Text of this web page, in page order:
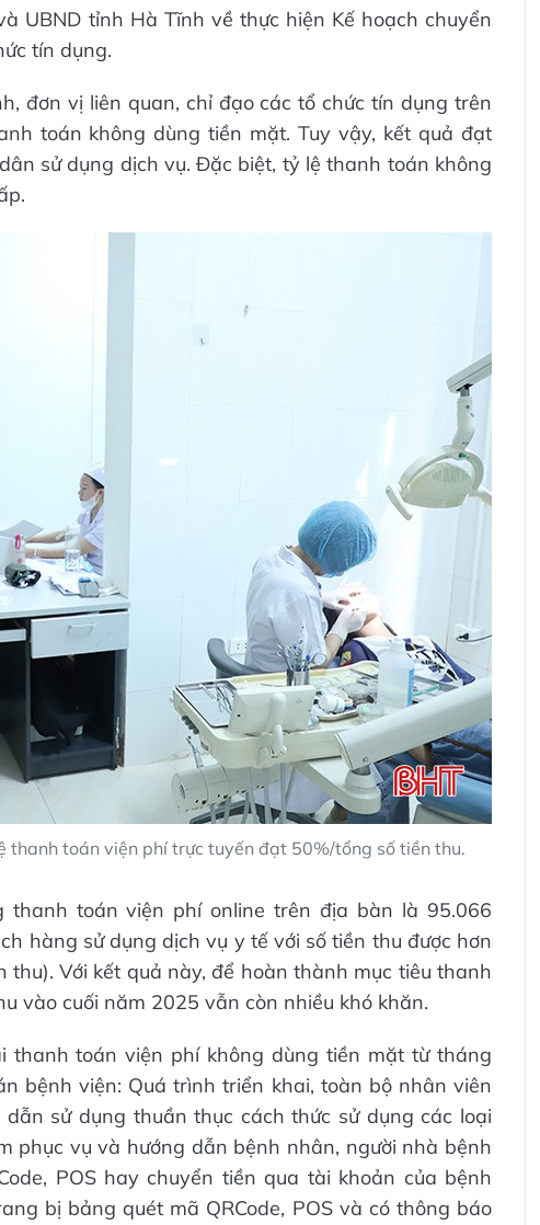
UBND tỉnh Hà Tĩnh về thực hiện Kế hoạch chuyển
tín dụng.
đơn vị liên quan, chỉ đạo các tổ chức tín dụng trên
toán không dùng tiền mặt. Tuy vậy, kết quả đạt
sử dụng dịch vụ. Đặc biệt, tỷ lệ thanh toán không
thanh toán viện phí trực tuyến đạt 50%/tổng số tiền thu.
thanh toán viện phí online trên địa bàn là 95.066
hàng sử dụng dịch vụ y tế với số tiền thu được hơn
Với kết quả này, để hoàn thành mục tiêu thanh
vào cuối năm 2025 vẫn còn nhiều khó khăn.
toán viện phí không dùng tiền mặt từ tháng
bệnh viện: Quá trình triển khai, toàn bộ nhân viên
sử dụng thuần thục cách thức sử dụng các loại
phục vụ và hướng dẫn bệnh nhân, người nhà bệnh
POS hay chuyển tiền qua tài khoản của bệnh
bị bảng quét mã QRCode, POS và có thông báo